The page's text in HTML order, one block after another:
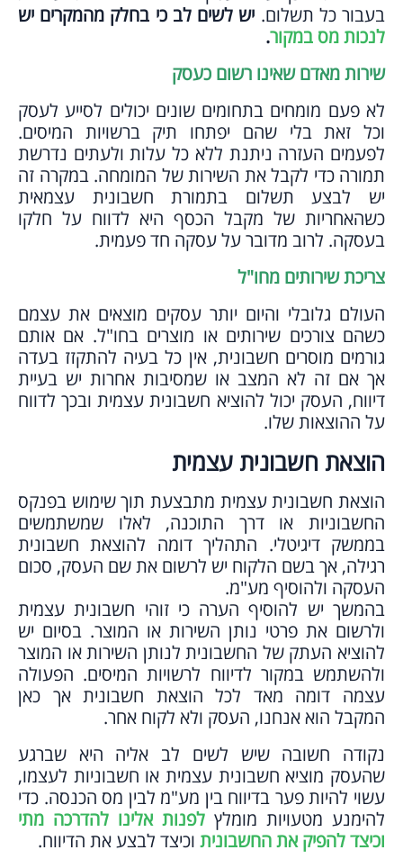
בעבור כל תשלום. יש לשים לב כי בחלק מהמקרים יש
לנכות מס במקור.
שירות מאדם שאינו רשום כעסק
לא פעם מומחים בתחומים שונים יכולים לסייע לעסק
וכל זאת בלי שהם יפתחו תיק ברשויות המיסים.
לפעמים העזרה ניתנת ללא כל עלות ולעתים נדרשת
תמורה כדי לקבל את השירות של המומחה. במקרה זה
יש לבצע תשלום בתמורת חשבונית עצמאית
כשהאחריות של מקבל הכסף היא לדווח על חלקו
בעסקה. לרוב מדובר על עסקה חד פעמית.
צריכת שירותים מחו"ל
העולם גלובלי והיום יותר עסקים מוצאים את עצמם
כשהם צורכים שירותים או מוצרים בחו"ל. אם אותם
גורמים מוסרים חשבונית, אין כל בעיה להתקזז בעדה
אך אם זה לא המצב או שמסיבות אחרות יש בעיית
דיווח, העסק יכול להוציא חשבונית עצמית ובכך לדווח
על ההוצאות שלו.
הוצאת חשבונית עצמית
הוצאת חשבונית עצמית מתבצעת תוך שימוש בפנקס
החשבוניות או דרך התוכנה, לאלו שמשתמשים
בממשק דיגיטלי. התהליך דומה להוצאת חשבונית
רגילה, אך בשם הלקוח יש לרשום את שם העסק, סכום
העסקה ולהוסיף מע"מ.
בהמשך יש להוסיף הערה כי זוהי חשבונית עצמית
ולרשום את פרטי נותן השירות או המוצר. בסיום יש
להוציא העתק של החשבונית לנותן השירות או המוצר
ולהשתמש במקור לדיווח לרשויות המיסים. הפעולה
עצמה דומה מאד לכל הוצאת חשבונית אך כאן
המקבל הוא אנחנו, העסק ולא לקוח אחר.
נקודה חשובה שיש לשים לב אליה היא שברגע
שהעסק מוציא חשבונית עצמית או חשבוניות לעצמו,
עשוי להיות פער בדיווח בין מע"מ לבין מס הכנסה. כדי
להימנע מטעויות מומלץ לפנות אלינו להדרכה מתי
וכיצד להפיק את החשבונית וכיצד לבצע את הדיווח.